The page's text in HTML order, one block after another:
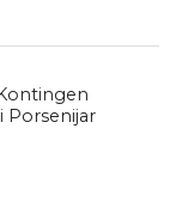
Porsenijar